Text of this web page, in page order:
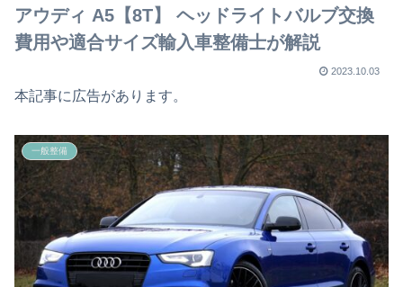
アウディ A5【8T】 ヘッドライトバルブ交換
費用や適合サイズ輸入車整備士が解説
2023.10.03
本記事に広告があります。
一般整備